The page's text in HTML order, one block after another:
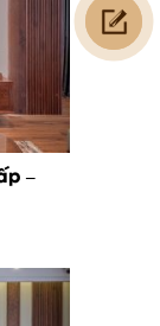
–